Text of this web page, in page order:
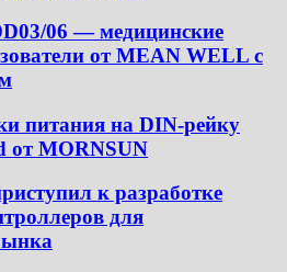
06 — медицинские
от MEAN WELL с
питания на DIN-рейку
от MORNSUN
к разработке
для